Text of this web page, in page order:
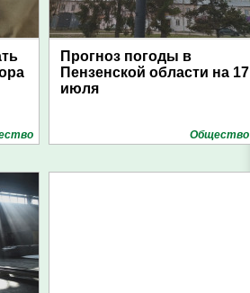
Прогноз погоды в
Пензенской области на 17
июля
Общество